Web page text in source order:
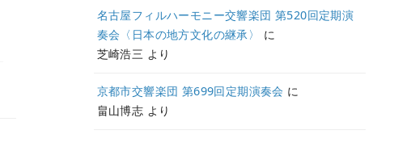
名古屋フィルハーモニー交響楽団 第520回定期演
奏会〈日本の地方文化の継承〉
に
芝崎浩三 より
京都市交響楽団 第699回定期演奏会 に
畠山博志 より